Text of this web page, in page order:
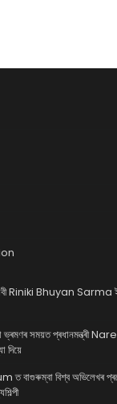
Riniki Bhuyan Sarma ইউ
ভ্ৰমণৰ সময়ত
দিয়ে
বিশ্ব অভিলেখৰ